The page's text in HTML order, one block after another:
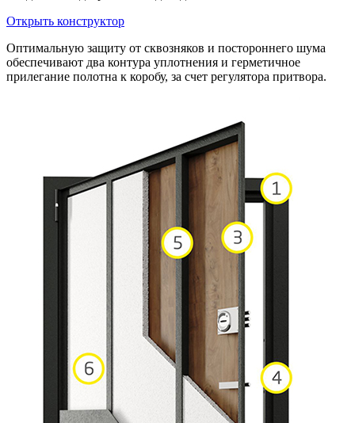
Открыть конструктор
Оптимальную защиту от сквозняков и постороннего шума
обеспечивают два контура уплотнения и герметичное
прилегание полотна к коробу, за счет регулятора притвора.